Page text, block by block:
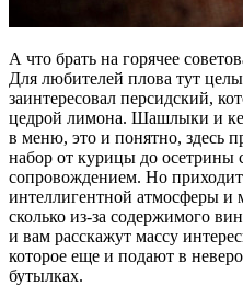
А что брать на горячее
Для любителей плова тут
заинтересовал персидский,
цедрой лимона. Шашлыки и
в меню, это и понятно, здесь
набор от курицы до осетрины
сопровождением. Но
интеллигентной атмосферы и
сколько из-за содержимого
и вам расскажут массу
которое еще и подают в
бутылках.